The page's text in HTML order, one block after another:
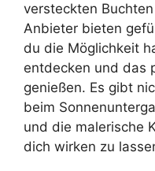
versteckten
Anbieter bieten
du die Möglichkeit
entdecken und das
genießen. Es gibt
beim
und die malerische
dich wirken zu